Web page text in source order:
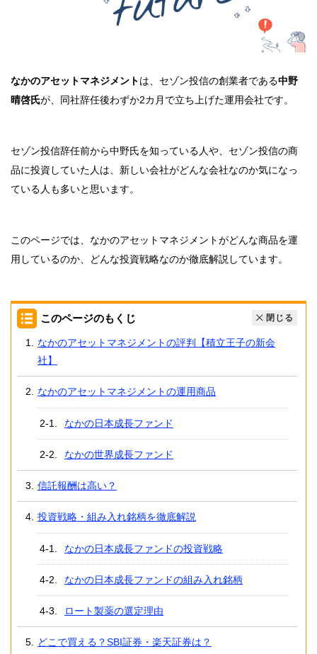
なかのアセットマネジメントは、セゾン投信の創業者である中野
晴啓氏が、同社辞任後わずか2カ月で立ち上げた運用会社です。
セゾン投信辞任前から中野氏を知っている人や、セゾン投信の商
品に投資していた人は、新しい会社がどんな会社なのか気になっ
ている人も多いと思います。
このページでは、なかのアセットマネジメントがどんな商品を運
用しているのか、どんな投資戦略なのか徹底解説しています。
このページのもくじ 閉じる
なかのアセットマネジメントの評判【積立王子の新会
社】
なかのアセットマネジメントの運用商品
なかの日本成長ファンド
なかの世界成長ファンド
信託報酬は高い？
投資戦略・組み入れ銘柄を徹底解説
なかの日本成長ファンドの投資戦略
なかの日本成長ファンドの組み入れ銘柄
ロート製薬の選定理由
どこで買える？SBI証券・楽天証券は？